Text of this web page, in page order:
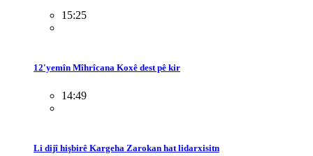
15:25
12'yemîn Mîhrîcana Koxê dest pê kir
14:49
Li dijî hişbirê Kargeha Zarokan hat lidarxisitn